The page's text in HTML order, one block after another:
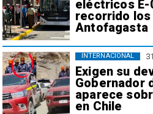
eléctricos E-
recorrido los
Antofagasta
Exigen su
Gobernador
aparece
en Chile
INTERNACIONAL